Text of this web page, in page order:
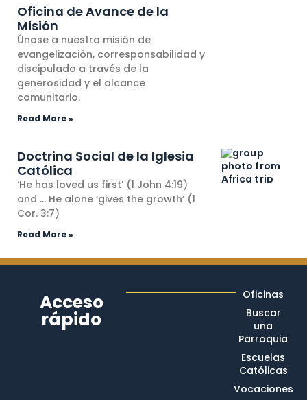
Oficina de Avance de la
Misión
Únase a nuestra misión de
evangelización, corresponsabilidad y
discipulado a través de la
generosidad y el alcance
comunitario.
Read More »
Doctrina Social de la Iglesia
Católica
‘He has loved us first’ (1 John 4:19)
and … He alone ‘gives the growth’ (1
Cor. 3:7)
Read More »
Acceso
rápido
Oficinas
Buscar
una
Parroquia
Escuelas
Católicas
Vocaciones